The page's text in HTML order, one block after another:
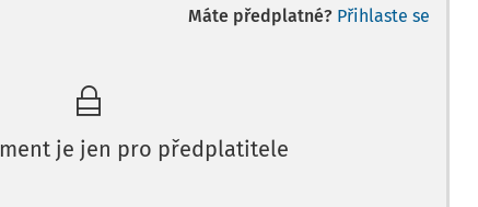
Máte předplatné? Přihlaste se
je jen pro předplatitele